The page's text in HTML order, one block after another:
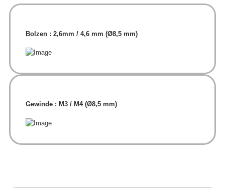
Bolzen : 2,6mm / 4,6 mm (Ø8,5 mm)
Gewinde : M3 / M4 (Ø8,5 mm)